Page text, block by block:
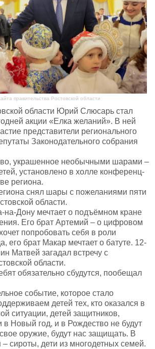
правительства Ростовской области
области Юрий Слюсарь стал
акции «Елка желаний». В ней
представители регионального
Законодательного собрания
украшенное необычными шарами –
установлено в холле конференц-
региона.
снял шары с пожеланиями пяти
области.
на-Дону мечтает о подъёмном кране
Его брат Артемий – о цифровом
попробовать себя в роли
его брат Макар мечтает о батуте. 12-
Матвей загадал встречу с
области.
обязательно сбудутся, пообещал
событие, которое стало
детей тех, кто оказался в
ситуации, детей защитников,
в Новый год, и в Рождество не будут
оружие, будут нас защищать. В
сироты, дети из многодетных семей.